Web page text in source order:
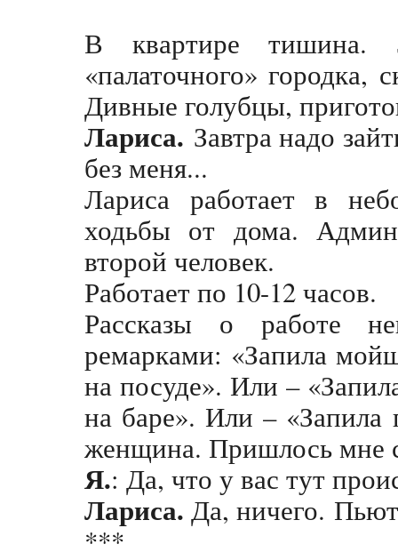
В квартире тишина.
«палаточного»
Дивные голубцы,
Лариса. Завтра надо
без меня...
Лариса работает в
ходьбы от дома.
второй человек.
Работает по 10-12 часов.
Рассказы о работе
ремарками: «Запила
на посуде». Или –
на баре». Или –
женщина. Пришлось мне
Я.: Да, что у вас тут
Лариса. Да, ничего.
***